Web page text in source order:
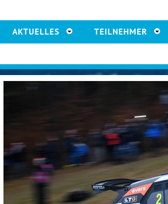
AKTUELLES TEILNEHMER